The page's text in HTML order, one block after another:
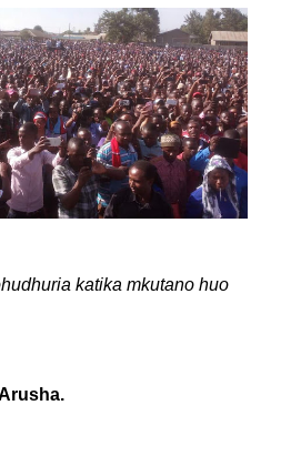
katika mkutano huo